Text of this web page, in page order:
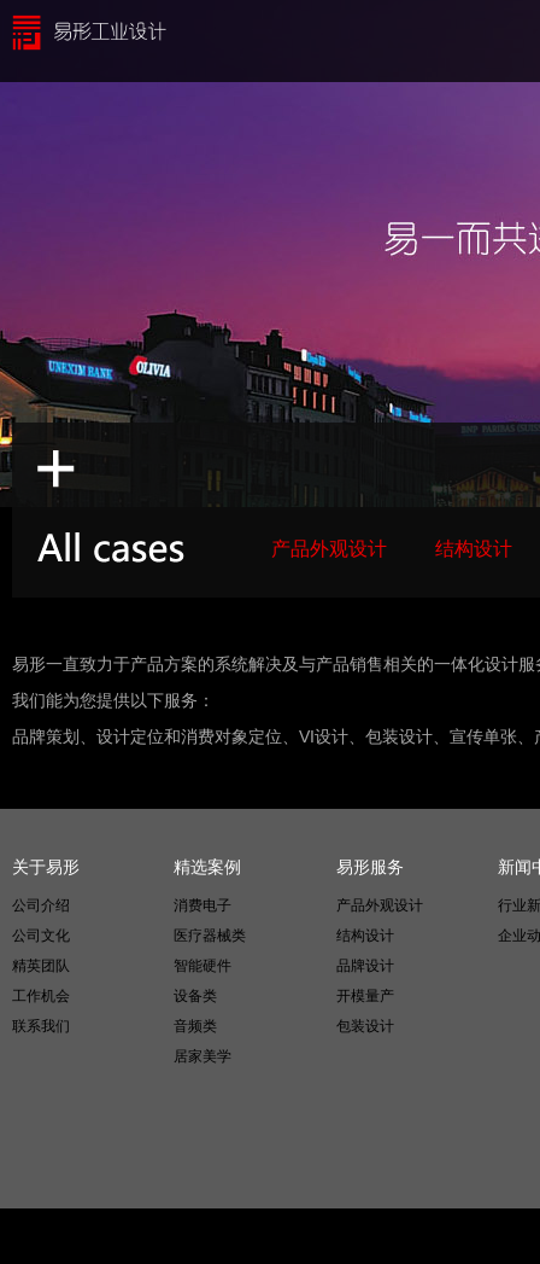
产品外观设计 结构设计
易形一直致力于产品方案的系统解决及与产品销售相关的一体化设计服
我们能为您提供以下服务：
品牌策划、设计定位和消费对象定位、VI设计、包装设计、宣传单张
关于易形
公司介绍
公司文化
精英团队
工作机会
联系我们
精选案例
消费电子
医疗器械类
智能硬件
设备类
音频类
居家美学
易形服务
产品外观设计
结构设计
品牌设计
开模量产
包装设计
新闻
行业
企业